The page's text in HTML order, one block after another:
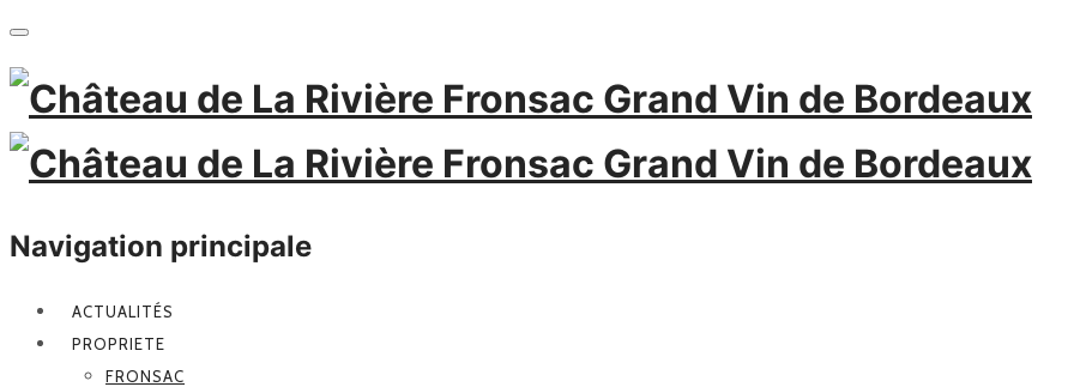
Navigation principale
ACTUALITÉS
PROPRIETE
FRONSAC